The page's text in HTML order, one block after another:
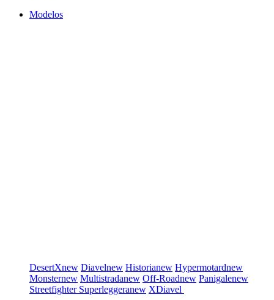
Modelos
DesertXnew Diavelnew Historianew Hypermotardnew
Monsternew Multistradanew Off-Roadnew Panigalenew
Streetfighter Superleggeranew XDiavel